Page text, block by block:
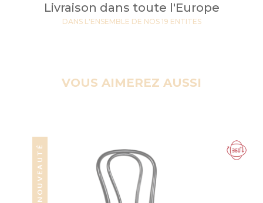
Livraison dans toute l'Europe
DANS L'ENSEMBLE DE NOS 19 ENTITES
VOUS AIMEREZ AUSSI
NOUVEAUTÉ